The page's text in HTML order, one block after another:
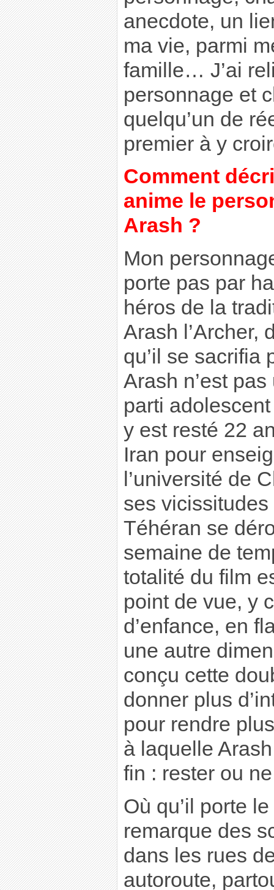
anecdote, un
ma vie, parmi
famille… J’ai
personnage et
quelqu’un de
premier à y
Comment
anime le
Arash ?
Mon
porte pas par
héros de la
Arash l’Archer,
qu’il se sacrifia
Arash n’est
parti
y est resté 22
Iran pour
l’université de
ses
Téhéran se
semaine de
totalité du film
point de vue, y
d’enfance, en
une autre
conçu cette
donner plus
pour rendre
à laquelle
fin : rester ou
Où qu’il porte
remarque des
dans les rues
autoroute,